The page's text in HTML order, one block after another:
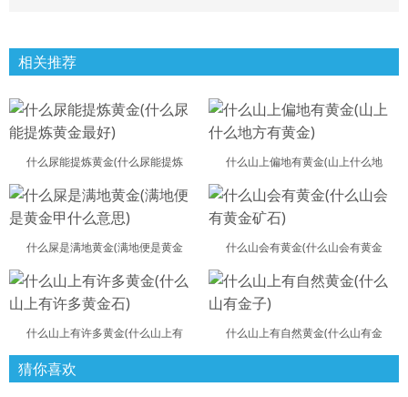
相关推荐
什么尿能提炼黄金(什么尿能提炼 什么山上偏地有黄金(山上什么地
什么屎是满地黄金(满地便是黄金 什么山会有黄金(什么山会有黄金
什么山上有许多黄金(什么山上有 什么山上有自然黄金(什么山有金
猜你喜欢